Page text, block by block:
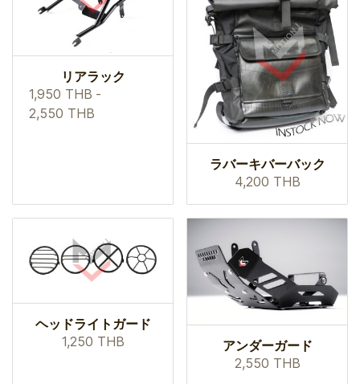
リアラック
1,950 THB -
2,550 THB
ラバーキバーバック
4,200 THB
ヘッドライトガード
1,250 THB アンダーガード
2,550 THB